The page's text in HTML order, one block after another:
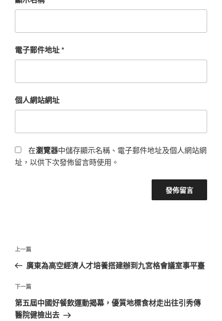
電子郵件地址*
個人網站網址
在瀏覽器中儲存顯示名稱、電子郵件地址及個人網站網
址，以供下次發佈留言時使用。
文
導
覽
上
一
文
章
上一篇
廣東為高空經濟人才培養搭建辦到九宮格會議室事平臺
下
一
篇
下一篇
第五屆中國好餐飲運動揭幕，優質地標食材走出往引秀傳
醫院健檢出去